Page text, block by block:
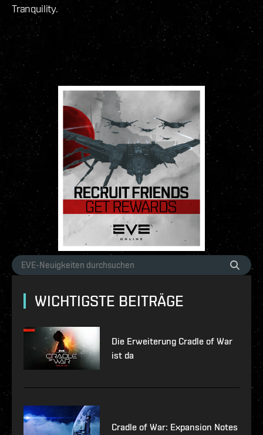
Tranquility.
WICHTIGSTE BEITRÄGE
Die Erweiterung Cradle of War
ist da
Cradle of War: Expansion Notes